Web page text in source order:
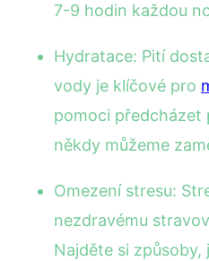
7-9 hodin každou
Hydratace: Pití
vody je klíčové pro
pomoci předcházet
někdy můžeme
Omezení stresu:
nezdravému
Najděte si způsoby,